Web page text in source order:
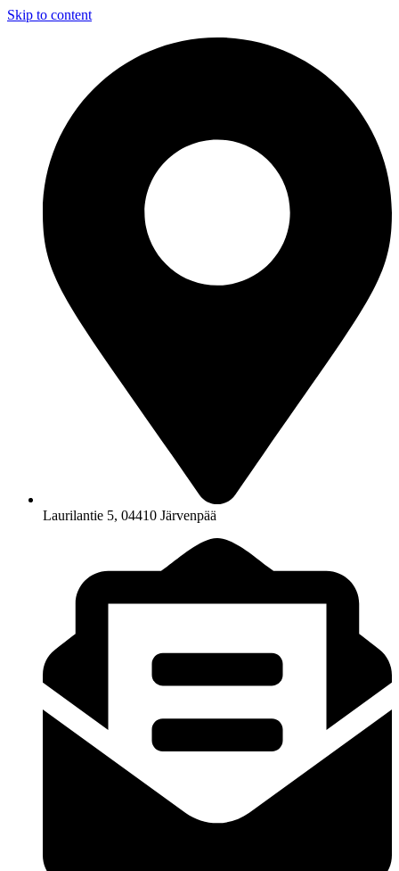
Skip to content
Laurilantie 5, 04410 Järvenpää